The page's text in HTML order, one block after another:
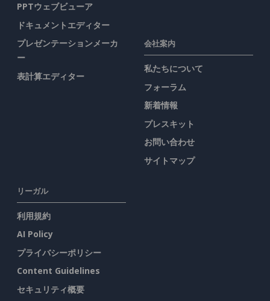
PPTウェブビューア
ドキュメントエディター
プレゼンテーションメーカ
ー
表計算エディター
会社案内
私たちについて
フォーラム
新着情報
プレスキット
お問い合わせ
サイトマップ
リーガル
利用規約
AI Policy
プライバシーポリシー
Content Guidelines
セキュリティ概要